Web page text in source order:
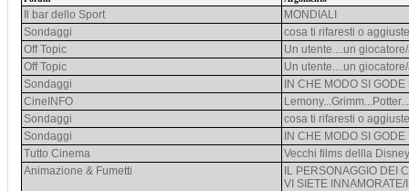
Il bar dello Sport
MONDIALI
Sondaggi
cosa ti rifaresti o
Off Topic
Un utente....un
Off Topic
Un utente....un
Sondaggi
IN CHE MODO SI
CineINFO
Sondaggi
cosa ti rifaresti o
Sondaggi
IN CHE MODO SI
Tutto Cinema
Vecchi films dellla Disney
Animazione & Fumetti
IL PERSONAGGIO DEI
VI SIETE INNAMORATE/